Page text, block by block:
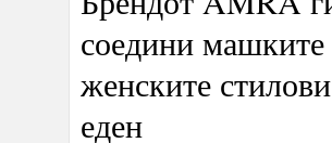
соедини
женските
еден